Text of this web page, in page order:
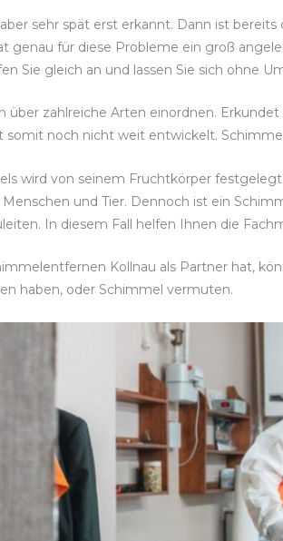
sehr spät erst erkannt. Dann ist
genau für diese Probleme ein groß
Sie gleich an und lassen Sie sich ohne
über zahlreiche Arten einordnen.
somit noch nicht weit entwickelt.
wird von seinem Fruchtkörper
und Tier. Dennoch ist ein
In diesem Fall helfen Ihnen die
Kollnau als Partner hat,
haben, oder Schimmel vermuten.